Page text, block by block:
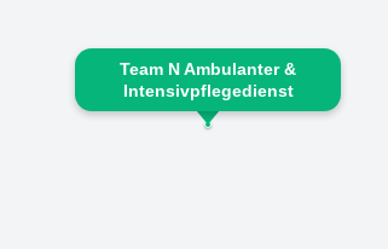
Team N Ambulanter &
Intensivpflegedienst